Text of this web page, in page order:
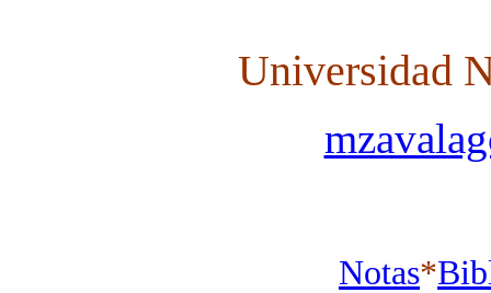
Universidad
Notas*